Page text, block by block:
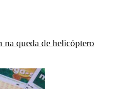
na queda de helicóptero